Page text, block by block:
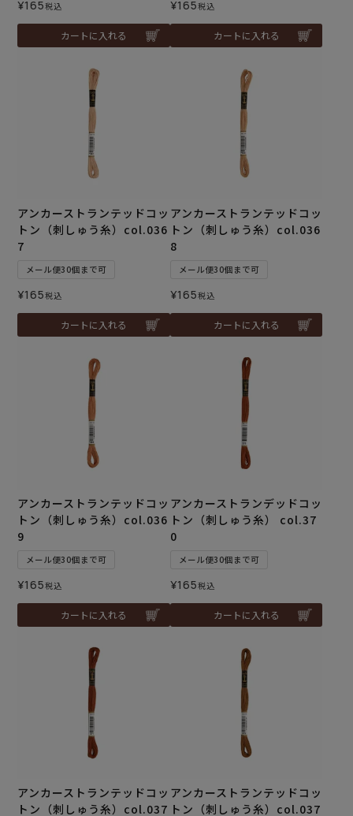
¥165税込
カートに入れる
¥165税込
カートに入れる
アンカーストランテッドコッ
トン（刺しゅう糸）col.036
7
メール便30個まで可
¥165税込
カートに入れる
アンカーストランテッドコッ
トン（刺しゅう糸）col.036
8
メール便30個まで可
¥165税込
カートに入れる
アンカーストランテッドコッ
トン（刺しゅう糸）col.036
9
メール便30個まで可
¥165税込
カートに入れる
アンカーストランデッドコッ
トン（刺しゅう糸） col.37
0
メール便30個まで可
¥165税込
カートに入れる
アンカーストランテッドコッ
トン（刺しゅう糸）col.037
アンカーストランテッドコッ
トン（刺しゅう糸）col.037